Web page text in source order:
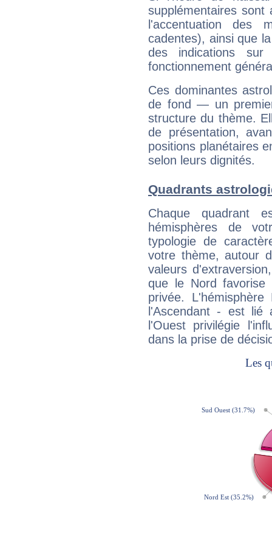
supplémentaires sont
l'accentuation des
cadentes), ainsi que
des indications sur
fonctionnement
Ces dominantes
de fond — un
structure du thème.
de présentation,
positions planétaires
selon leurs dignités.
Quadrants
Chaque quadrant
hémisphères de
typologie de
votre thème, autour
valeurs
que le Nord favorise
privée.
l'Ascendant - est
l'Ouest privilégie
dans la prise de